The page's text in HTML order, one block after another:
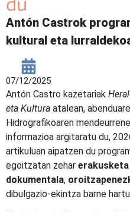
du
Antón Castrok
kultural eta
07/12/2025
Antón Castro kazetariak
eta Kultura atalean,
Hidrografikoaren
informazioa argitaratu du,
artikuluan aipatzen du
egoitzatan zehar
dokumentala,
dibulgazio-ekintza barne